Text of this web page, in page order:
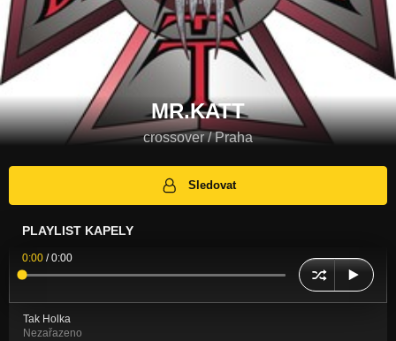
MR.KATT
crossover / Praha
Sledovat
PLAYLIST KAPELY
0:00 /0:00
Tak Holka
Nezařazeno